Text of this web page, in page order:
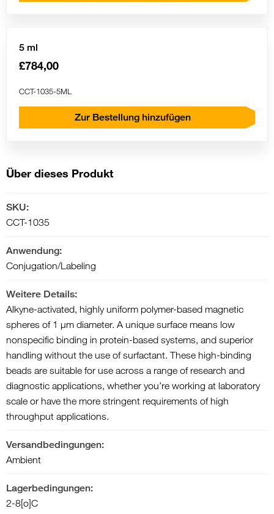
5 ml
£784,00
CCT-1035-5ML
Zur Bestellung hinzufügen
Über dieses Produkt
SKU:
CCT-1035
Anwendung:
Conjugation/Labeling
Weitere Details:
Alkyne-activated, highly uniform polymer-based magnetic
spheres of 1 µm diameter. A unique surface means low
nonspecific binding in protein-based systems, and superior
handling without the use of surfactant. These high-binding
beads are suitable for use across a range of research and
diagnostic applications, whether you’re working at laboratory
scale or have the more stringent requirements of high
throughput applications.
Versandbedingungen:
Ambient
Lagerbedingungen:
2-8[o]C